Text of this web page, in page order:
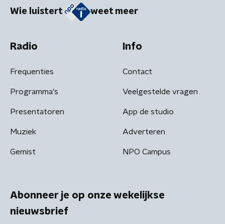
Wie luistert weet meer
Radio
Frequenties
Programma's
Presentatoren
Muziek
Gemist
Info
Contact
Veelgestelde vragen
App de studio
Adverteren
NPO Campus
Abonneer je op onze wekelijkse
nieuwsbrief